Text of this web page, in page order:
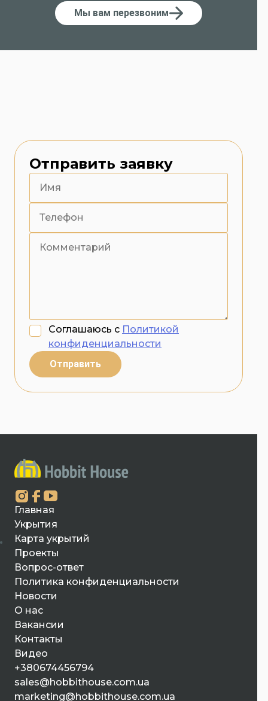
Мы вам перезвоним
Отправить заявку
Соглашаюсь с Политикой
конфиденциальности
Отправить
Главная
Укрытия
Карта укрытий
Проекты
Вопрос-ответ
Политика конфиденциальности
Новости
О нас
Вакансии
Контакты
Видео
+380674456794
sales@hobbithouse.com.ua
marketing@hobbithouse.com.ua